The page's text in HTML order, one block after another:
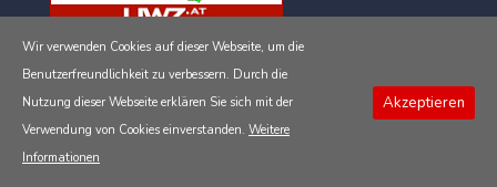
Impressum
Datenschutzerklärung
Wir verwenden Cookies auf dieser Webseite, um die
Benutzerfreundlichkeit zu verbessern. Durch die
Nutzung dieser Webseite erklären Sie sich mit der
Verwendung von Cookies einverstanden. Weitere
Informationen
Akzeptieren